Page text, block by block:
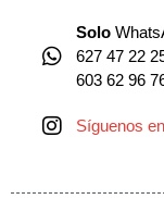
Solo
627 47 22
603 62 96
Síguenos